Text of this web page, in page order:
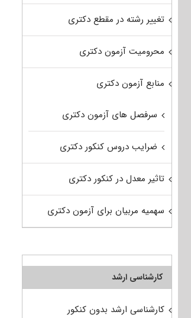
تغییر رشته در مقطع دکتری
محرومیت آزمون دکتری
منابع آزمون دکتری
سرفصل های آزمون دکتری
ضرایب دروس کنکور دکتری
تاثیر معدل در کنکور دکتری
سهمیه مربیان برای آزمون دکتری
کارشناسی ارشد
کارشناسی ارشد بدون کنکور